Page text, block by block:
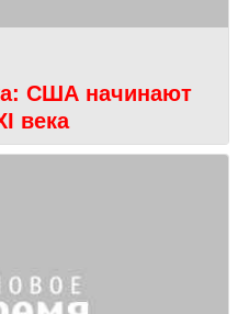
США начинают
века